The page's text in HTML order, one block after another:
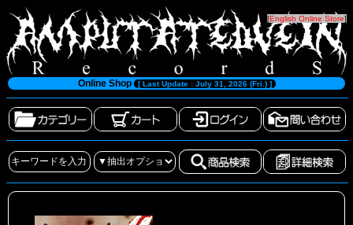
[English Online Store]
Online Shop [ Last Update : July 31, 2026 (Fri.) ]